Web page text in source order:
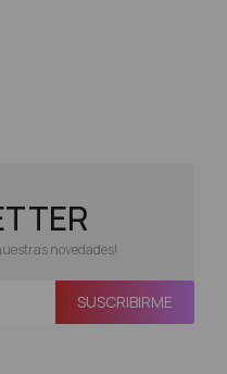
novedades!
SUSCRIBIRME